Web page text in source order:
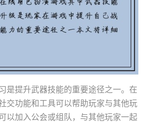
是提升武器技能的重要途径之一。在
交功能和工具可以帮助玩家与其他玩
以加入公会或组队，与其他玩家一起